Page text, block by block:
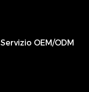
Servizio OEM/ODM